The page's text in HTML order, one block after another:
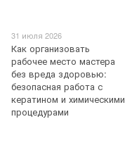
31 июля 2026
Как организовать
рабочее место мастера
без вреда здоровью:
безопасная работа с
кератином и химическими
процедурами